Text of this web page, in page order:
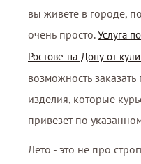
вы живете в городе,
очень просто.Услуга
Ростове-на-Дону от
возможность
изделия, которые
привезет по
Лето - это не про